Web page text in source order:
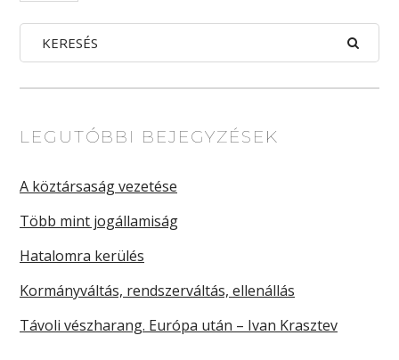
LEGUTÓBBI BEJEGYZÉSEK
A köztársaság vezetése
Több mint jogállamiság
Hatalomra kerülés
Kormányváltás, rendszerváltás, ellenállás
Távoli vészharang. Európa után – Ivan Krasztev